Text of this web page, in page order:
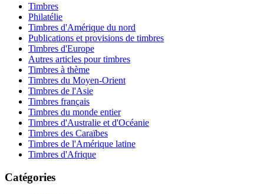
Timbres
Philatélie
Timbres d'Amérique du nord
Publications et provisions de timbres
Timbres d'Europe
Autres articles pour timbres
Timbres à thème
Timbres du Moyen-Orient
Timbres de l'Asie
Timbres français
Timbres du monde entier
Timbres d'Australie et d'Océanie
Timbres des Caraïbes
Timbres de l'Amérique latine
Timbres d'Afrique
Catégories